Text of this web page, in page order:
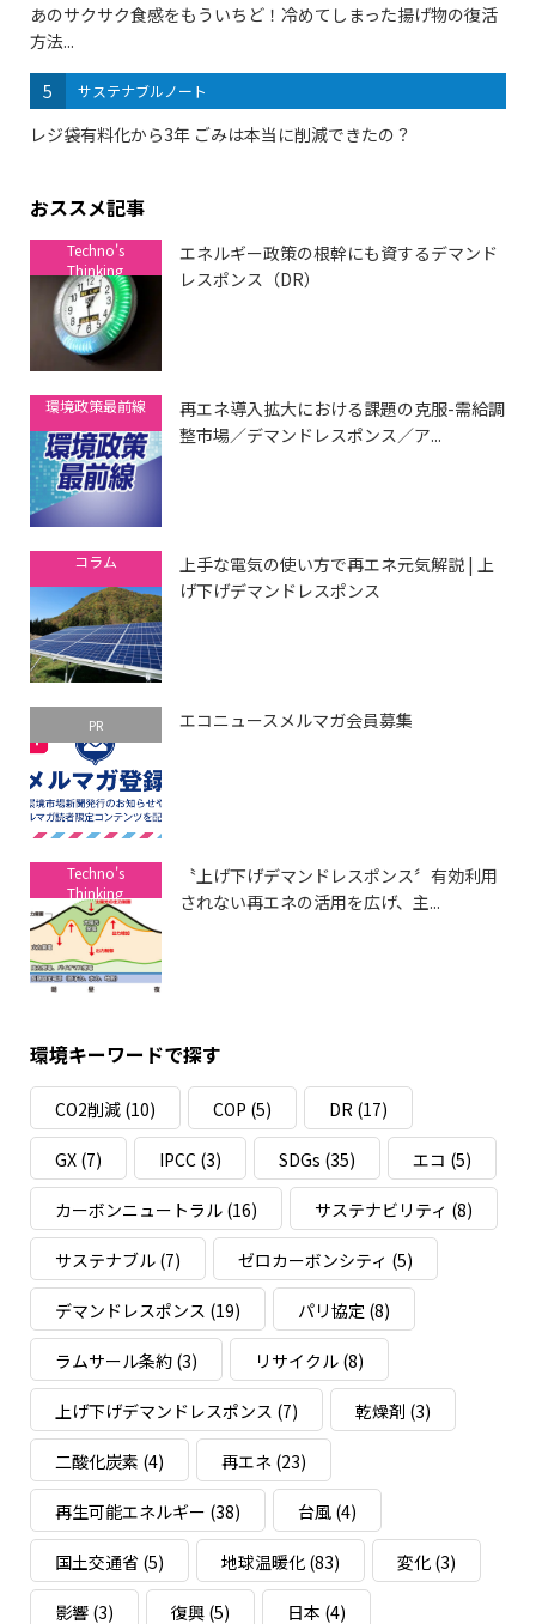
あのサクサク食感をもういちど！冷めてしまった揚げ物の復活
方法...
5 サステナブルノート
レジ袋有料化から3年 ごみは本当に削減できたの？
おススメ記事
Techno's
Thinking
エネルギー政策の根幹にも資するデマンド
レスポンス（DR）
環境政策最前線
再エネ導入拡大における課題の克服-需給調
整市場／デマンドレスポンス／ア...
コラム
上手な電気の使い方で再エネ元気解説 | 上
げ下げデマンドレスポンス
PR エコニュースメルマガ会員募集
Techno's
Thinking
〝上げ下げデマンドレスポンス〞有効利用
されない再エネの活用を広げ、主...
環境キーワードで探す
CO2削減(10) COP (5) DR (17)
GX(7) IPCC(3) SDGs (35) エコ (5)
カーボンニュートラル(16) サステナビリティ (8)
サステナブル(7) ゼロカーボンシティ (5)
デマンドレスポンス (19) パリ協定 (8)
ラムサール条約(3) リサイクル(8)
上げ下げデマンドレスポンス (7) 乾燥剤 (3)
二酸化炭素 (4) 再エネ (23)
再生可能エネルギー (38) 台風(4)
国土交通省(5) 地球温暖化(83) 変化(3)
影響(3) 復興(5) 日本 (4)